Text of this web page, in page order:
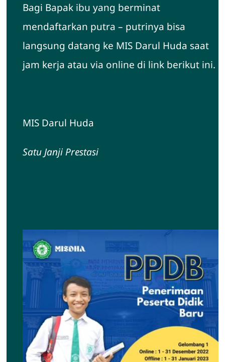
Bagi Bapak ibu yang berminat
mendaftarkan putra – putrinya bisa
langsung datang ke MIS Darul Huda saat
jam kerja atau via online di link berikut ini.
MIS Darul Huda
Satu Janji Prestasi